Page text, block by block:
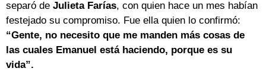
separó de Julieta Farías, con quien hace un mes habían
festejado su compromiso. Fue ella quien lo confirmó:
“Gente, no necesito que me manden más cosas de
las cuales Emanuel está haciendo, porque es su
vida”.